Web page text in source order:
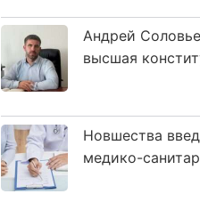
Андрей
высшая
Новшества
медико-